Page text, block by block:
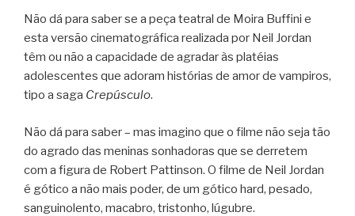
Não dá para saber se a peça teatral de Moira Buffini e
esta versão cinematográfica realizada por Neil Jordan
têm ou não a capacidade de agradar às platéias
adolescentes que adoram histórias de amor de vampiros,
tipo a saga Crepúsculo.
Não dá para saber – mas imagino que o filme não seja tão
do agrado das meninas sonhadoras que se derretem
com a figura de Robert Pattinson. O filme de Neil Jordan
é gótico a não mais poder, de um gótico hard, pesado,
sanguinolento, macabro, tristonho, lúgubre.